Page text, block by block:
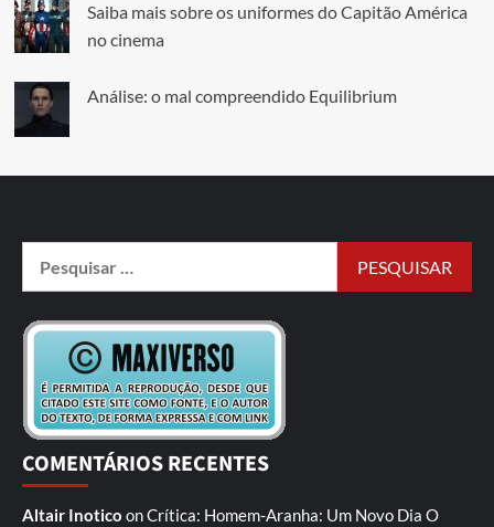
Saiba mais sobre os uniformes do Capitão América
no cinema
Análise: o mal compreendido Equilibrium
COMENTÁRIOS RECENTES
Altair Inotico onCrítica: Homem-Aranha: Um Novo Dia O